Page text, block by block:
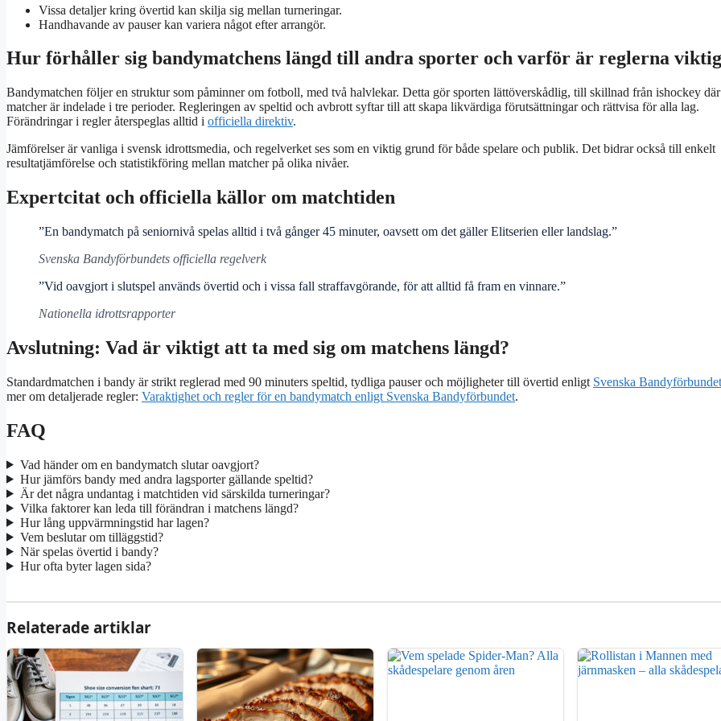
Vissa detaljer kring övertid kan skilja sig mellan turneringar.
Handhavande av pauser kan variera något efter arrangör.
Hur förhåller sig bandymatchens längd till andra sporter och varför är reglerna
Bandymatchen följer en struktur som påminner om fotboll, med två halvlekar. Detta gör sporten lättöverskådlig, till skillnad från ishockey där
matcher är indelade i tre perioder. Regleringen av speltid och avbrott syftar till att skapa likvärdiga förutsättningar och rättvisa för alla lag.
Förändringar i regler återspeglas alltid i officiella direktiv.
Jämförelser är vanliga i svensk idrottsmedia, och regelverket ses som en viktig grund för både spelare och publik. Det bidrar också till enkelt
resultatjämförelse och statistikföring mellan matcher på olika nivåer.
Expertcitat och officiella källor om matchtiden
”En bandymatch på seniornivå spelas alltid i två gånger 45 minuter, oavsett om det gäller Elitserien eller landslag.”
Svenska Bandyförbundets officiella regelverk
”Vid oavgjort i slutspel används övertid och i vissa fall straffavgörande, för att alltid få fram en vinnare.”
Nationella idrottsrapporter
Avslutning: Vad är viktigt att ta med sig om matchens längd?
Standardmatchen i bandy är strikt reglerad med 90 minuters speltid, tydliga pauser och möjligheter till övertid enligt Svenska Bandyförbundet
mer om detaljerade regler: Varaktighet och regler för en bandymatch enligt Svenska Bandyförbundet.
FAQ
Vad händer om en bandymatch slutar oavgjort?
Hur jämförs bandy med andra lagsporter gällande speltid?
Är det några undantag i matchtiden vid särskilda turneringar?
Vilka faktorer kan leda till förändran i matchens längd?
Hur lång uppvärmningstid har lagen?
Vem beslutar om tilläggstid?
När spelas övertid i bandy?
Hur ofta byter lagen sida?
Relaterade artiklar